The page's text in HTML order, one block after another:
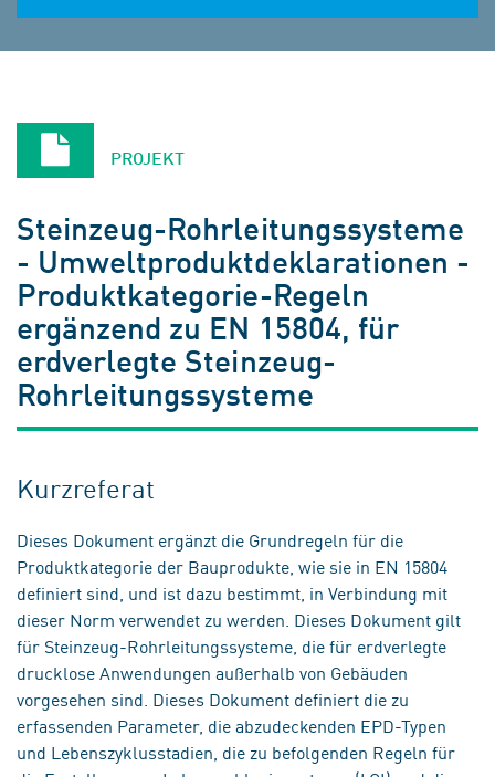
PROJEKT
Steinzeug-Rohrleitungssysteme
- Umweltproduktdeklarationen -
Produktkategorie-Regeln
ergänzend zu EN 15804, für
erdverlegte Steinzeug-
Rohrleitungssysteme
Kurzreferat
Dieses Dokument ergänzt die Grundregeln für die
Produktkategorie der Bauprodukte, wie sie in EN 15804
definiert sind, und ist dazu bestimmt, in Verbindung mit
dieser Norm verwendet zu werden. Dieses Dokument gilt
für Steinzeug-Rohrleitungssysteme, die für erdverlegte
drucklose Anwendungen außerhalb von Gebäuden
vorgesehen sind. Dieses Dokument definiert die zu
erfassenden Parameter, die abzudeckenden EPD-Typen
und Lebenszyklusstadien, die zu befolgenden Regeln für